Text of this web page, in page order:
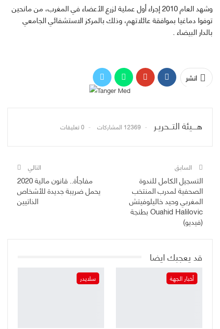
وشهد العام 2010 إجراء أول عملية لزرع الأعضاء في المغرب، من مانحين
توفوا دماغيا بموافقة عائلاتهم، وذلك بالمركز الاستشفائي الجامعي
بالدار البيضاء .
انشر
هـــيئة التــحريـر 12369 المشاركات 0 تعليقات
السابق
التسجيل الكامل للندوة
الصحفية لمدرب المنتخب
المغربي وحيد خاليلوفيتش
Ouahid Halilovic بطنجة
(فيديو)
التالي
مفاجأة.. قانون مالية 2020
يحمل ضريبة جديدة للأشخاص
الذاتيين
قد يعجبك ايضا
أخبار الجهة سلايدر